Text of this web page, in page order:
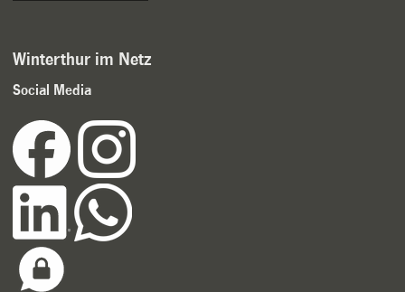
Winterthur im Netz
Social Media